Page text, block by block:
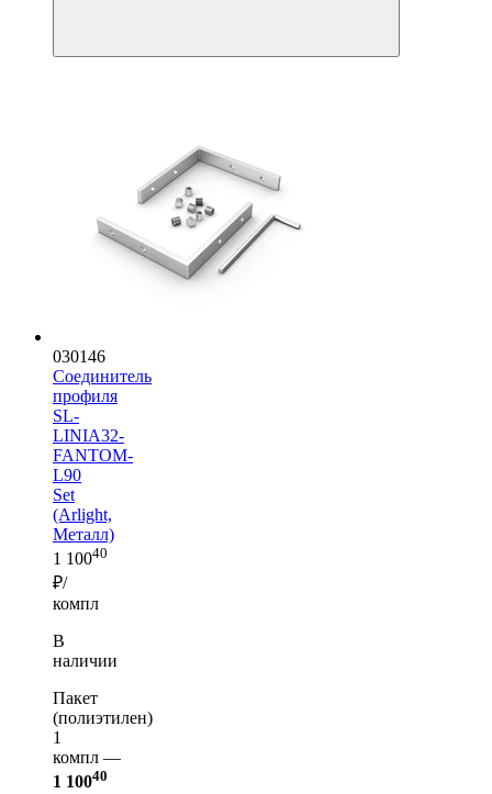
030146
Соединитель
профиля
SL-
LINIA32-
FANTOM-
L90
Set
(Arlight,
Металл)
1 10040
₽/
компл
В
наличии
Пакет
(полиэтилен)
1
компл —
1 10040